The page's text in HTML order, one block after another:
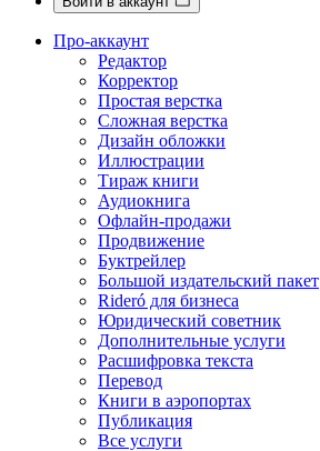
Про-аккаунт
Редактор
Корректор
Простая верстка
Сложная верстка
Дизайн обложки
Иллюстрации
Тираж книги
Аудиокнига
Офлайн-продажи
Продвижение
Буктрейлер
Большой издательский пакет
Rideró для бизнеса
Юридический советник
Дополнительные услуги
Расшифровка текста
Перевод
Книги в аэропортах
Публикация
Все услуги